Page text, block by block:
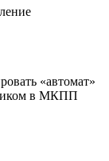
«автомат»
в МКПП